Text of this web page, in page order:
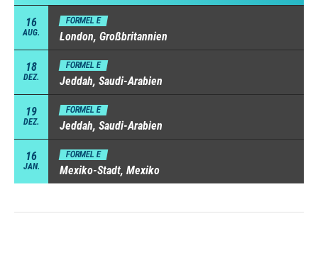
16
AUG.
FORMEL E
London, Großbritannien
18
DEZ.
FORMEL E
Jeddah, Saudi-Arabien
19
DEZ.
FORMEL E
Jeddah, Saudi-Arabien
16
JAN.
FORMEL E
Mexiko-Stadt, Mexiko